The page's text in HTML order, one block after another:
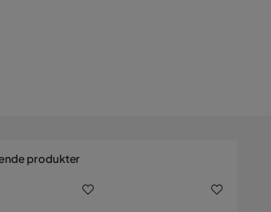
produkter